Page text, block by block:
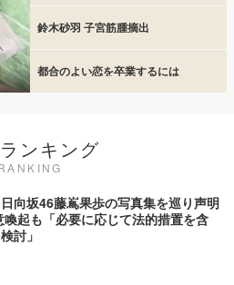
鈴木砂羽 子宮筋腫摘出
都合のよい恋を卒業するには
ンキング
向坂46藤嶌果歩の写真集を巡り声明
喚起も「必要に応じて法的措置を含
討」